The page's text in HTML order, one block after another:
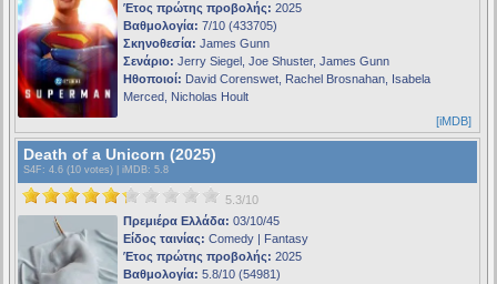
Έτος πρώτης προβολής: 2025
Βαθμολογία: 7/10 (433705)
Σκηνοθεσία: James Gunn
Σενάριο: Jerry Siegel, Joe Shuster, James Gunn
Ηθοποιοί: David Corenswet, Rachel Brosnahan, Isabela
Merced, Nicholas Hoult
[iMDB]
Death of a Unicorn (2025)
S4F : 4.6 (10 votes) | iMDB: 5.8
5.3/10
Πρεμιέρα Ελλάδα: 03/10/45
Είδος ταινίας: Comedy | Fantasy
Έτος πρώτης προβολής: 2025
Βαθμολογία: 5.8/10 (54981)